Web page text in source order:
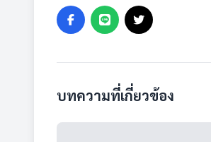
บทความที่เกี่ยวข้อง